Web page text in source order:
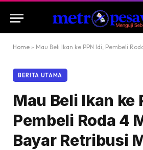
Home » Mau Beli Ikan ke PPN Idi, Pembeli Roda 4 Masuk Bayar Retribusi Muge
BERITA UTAMA
Mau Beli Ikan ke
Pembeli Roda 4
Bayar Retribusi